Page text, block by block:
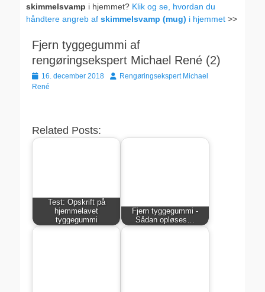
skimmelsvamp i hjemmet? Klik og se, hvordan du
håndtere angreb af skimmelsvamp (mug) i hjemmet >>
Fjern tyggegummi af
rengøringsekspert Michael René (2)
Udgivet
den
16. december 2018 Forfatter
Rengøringsekspert Michael
René
Related Posts:
Test: Opskrift på
hjemmelavet
tyggegummi
Fjern tyggegummi -
Sådan opløses…